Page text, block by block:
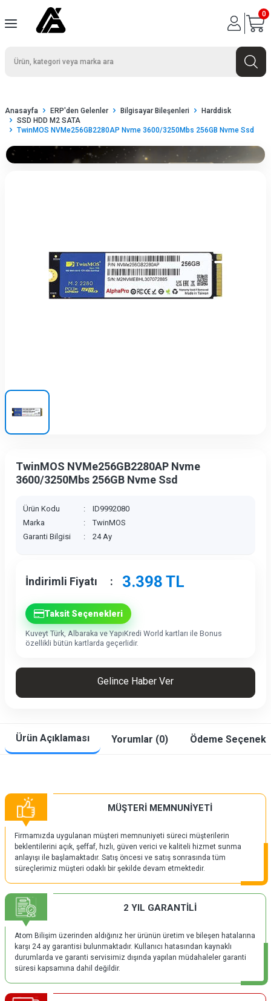
0
Anasayfa ERP'den Gelenler Bilgisayar Bileşenleri
Harddisk
SSD HDD M2 SATA
TwinMOS NVMe256GB2280AP Nvme 3600/3250Mbs 256GB Nvme Ssd
TwinMOS NVMe256GB2280AP Nvme
3600/3250Mbs 256GB Nvme Ssd
Ürün Kodu :
ID9992080
Marka
:
TwinMOS
Garanti Bilgisi
: 24 Ay
İndirimli Fiyatı : 3.398 TL
Taksit Seçenekleri
Kuveyt Türk, Albaraka ve YapıKredi World kartları ile Bonus
özellikli bütün kartlarda geçerlidir.
Gelince Haber Ver
Ürün Açıklaması Yorumlar (0) Ödeme
MÜŞTERİ MEMNUNİYETİ
Firmamızda uygulanan müşteri memnuniyeti süreci müşterilerin
beklentilerini açık, şeffaf, hızlı, güven verici ve kaliteli hizmet sunma
anlayışı ile başlamaktadır. Satış öncesi ve satış sonrasında tüm
süreçlerimiz müşteri odaklı bir şekilde devam etmektedir.
2 YIL GARANTİLİ
Atom Bilişim üzerinden aldığınız her ürünün üretim ve bileşen hatalarına
karşı 24 ay garantisi bulunmaktadır. Kullanıcı hatasından kaynaklı
durumlarda ve garanti servisimiz dışında yapılan müdahaleler garanti
süresi kapsamına dahil değildir.